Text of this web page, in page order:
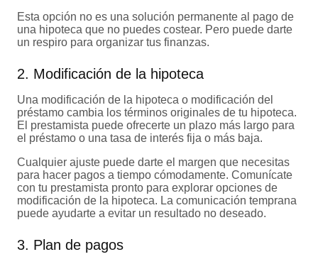
Esta opción no es una solución permanente al pago de
una hipoteca que no puedes costear. Pero puede darte
un respiro para organizar tus finanzas.
2. Modificación de la hipoteca
Una modificación de la hipoteca o modificación del
préstamo cambia los términos originales de tu hipoteca.
El prestamista puede ofrecerte un plazo más largo para
el préstamo o una tasa de interés fija o más baja.
Cualquier ajuste puede darte el margen que necesitas
para hacer pagos a tiempo cómodamente. Comunícate
con tu prestamista pronto para explorar opciones de
modificación de la hipoteca. La comunicación temprana
puede ayudarte a evitar un resultado no deseado.
3. Plan de pagos